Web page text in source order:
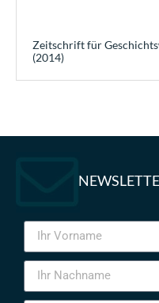
Zeitschrift für
(2014)